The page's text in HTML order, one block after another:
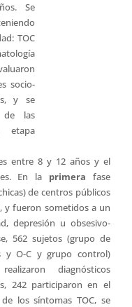
Se
TOC
socio-
y se
las
etapa
entre 8 y 12 años y el
En la primera fase
de centros públicos
y fueron sometidos a un
depresión u obsesivo-
562 sujetos (grupo de
y O-C y grupo control)
diagnósticos
242 participaron en el
los síntomas TOC, se